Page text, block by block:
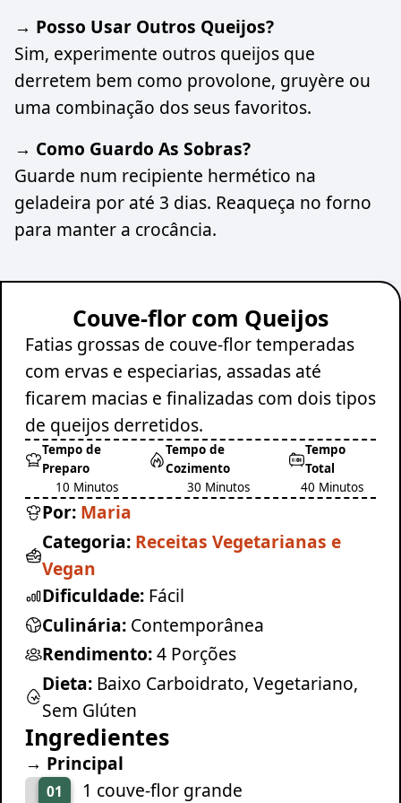
→ Posso Usar Outros Queijos?
Sim, experimente outros queijos que
derretem bem como provolone, gruyère ou
uma combinação dos seus favoritos.
→ Como Guardo As Sobras?
Guarde num recipiente hermético na
geladeira por até 3 dias. Reaqueça no forno
para manter a crocância.
Couve-flor com Queijos
Fatias grossas de couve-flor temperadas
com ervas e especiarias, assadas até
ficarem macias e finalizadas com dois tipos
de queijos derretidos.
Tempo de
Preparo
10 Minutos
Tempo de
Cozimento
30 Minutos
Tempo
Total
40 Minutos
Por: Maria
Categoria: Receitas Vegetarianas e
Vegan
Dificuldade: Fácil
Culinária: Contemporânea
Rendimento:4 Porções
Dieta: Baixo Carboidrato, Vegetariano,
Sem Glúten
Ingredientes
→ Principal
01
1 couve-flor grande